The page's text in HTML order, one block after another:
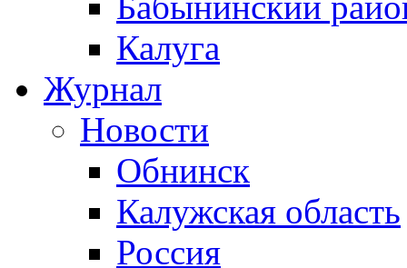
Калуга
Журнал
Новости
Обнинск
Калужская область
Россия